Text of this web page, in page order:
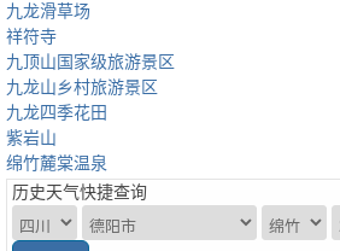
九龙滑草场
祥符寺
九顶山国家级旅游景区
九龙山乡村旅游景区
九龙四季花田
紫岩山
绵竹麓棠温泉
历史天气快捷查询